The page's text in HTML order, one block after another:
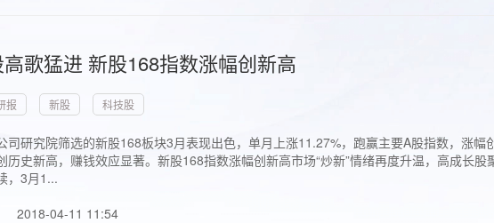
歌猛进 新股168指数涨幅创新高
报 新股 科技股
司研究院筛选的新股168板块3月表现出色，单月上涨11.27%，跑赢主要A股指数，涨
历史新高，赚钱效应显著。新股168指数涨幅创新高市场“炒新”情绪再度升温，高成长
，3月1...
2018-04-11 11:54